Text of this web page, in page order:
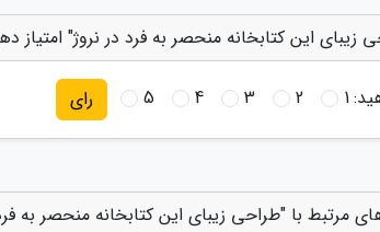
زیبای این کتابخانه منحصر به فرد در نروژ" امتیاز
1
2
3
4
5 رای
مرتبط با "طراحی زیبای این کتابخانه منحصر به